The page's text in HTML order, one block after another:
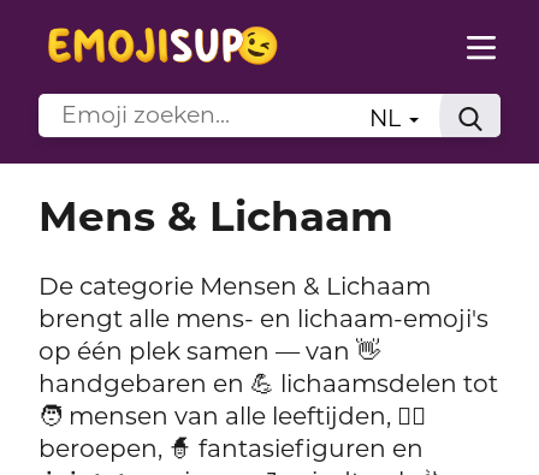
NL
Mens & Lichaam
De categorie Mensen & Lichaam
brengt alle mens- en lichaam-emoji's
op één plek samen — van 👋
handgebaren en 💪 lichaamsdelen tot
🧑 mensen van alle leeftijden, 👨‍⚕️
beroepen, 🧙 fantasiefiguren en